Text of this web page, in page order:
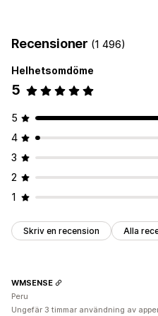
Bannerposition
Animeringar
Bakgrunder
Gränser
Position av ikon
Automatisk position
Produktsidor
Recensioner (1 496)
Helhetsomdöme
5
5
4
3
2
1
Skriv en recension Alla
WMSENSE
Peru
Ungefär 3 timmar användning av